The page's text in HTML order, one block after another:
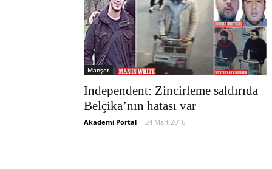
Manşet
Independent: Zincirleme saldırıda
Belçika’nın hatası var
Akademi Portal - 24 Mart 2016